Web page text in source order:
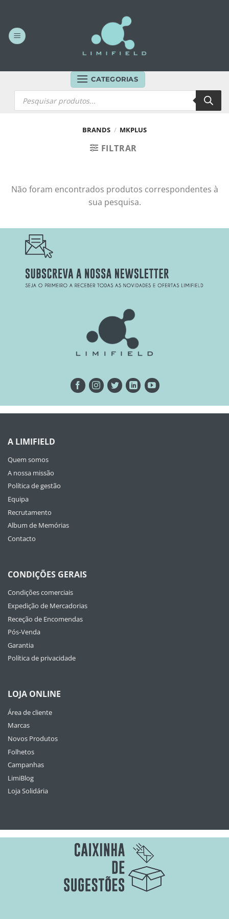
content
CATEGORIAS
Products
search
BRANDS / MKPLUS
FILTRAR
Não foram encontrados produtos correspondentes à
sua pesquisa.
A LIMIFIELD
Quem somos
A nossa missão
Política de gestão
Equipa
Recrutamento
Album de Memórias
Contacto
CONDIÇÕES GERAIS
Condições comerciais
Expedição de Mercadorias
Receção de Encomendas
Pós-Venda
Garantia
Política de privacidade
LOJA ONLINE
Área de cliente
Marcas
Novos Produtos
Folhetos
Campanhas
LimiBlog
Loja Solidária